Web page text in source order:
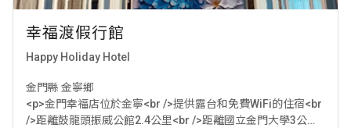
幸福渡假行館
Happy Holiday Hotel
金門縣 金寧鄉
<p>金門幸福店位於金寧<br />提供露台和免費WiFi的住宿<br
/>距離鼓龍頭振威公館2.4公里<br />距離國立金門大學3公里